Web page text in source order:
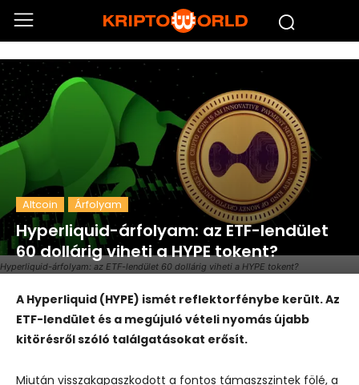
Hyperliquid-árfolyam: az ETF-lendület 60 dollárig viheti a HYPE tokent?
Altcoin Árfolyam
Hyperliquid-árfolyam: az ETF-lendület
60 dollárig viheti a HYPE tokent?
A Hyperliquid (HYPE) ismét reflektorfénybe került. Az
ETF-lendület és a megújuló vételi nyomás újabb
kitörésről szóló találgatásokat erősít.
Miután visszakapaszkodott a fontos támaszszintek fölé, a